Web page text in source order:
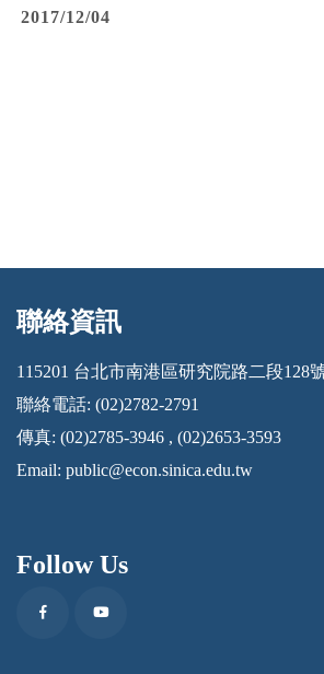
2017/12/04
:::
聯絡資訊
115201 台北市南港區研究院路二段128
聯絡電話: (02)2782-2791
傳真: (02)2785-3946 , (02)2653-3593
Email: public@econ.sinica.edu.tw
Follow Us
FacebookYoutube